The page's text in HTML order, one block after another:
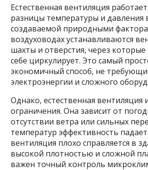
Естественная вентиляция работает
разницы температуры и давления
создаваемой природными
воздуховодах устанавливаются
шахты и отверстия, через которые
себе циркулирует. Это самый
экономичный способ, не
электроэнергии и сложного
Однако, естественная вентиляция
ограничения. Она зависит от
отсутствии ветра или сильных
температур эффективность
вентиляция плохо справляется в
высокой плотностью и сложной
важен точный контроль